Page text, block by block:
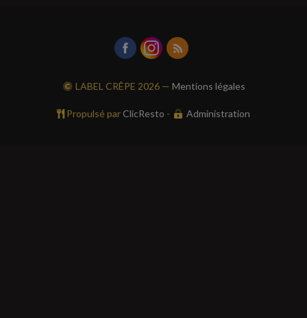
LABEL CRÊPE 2026 —Mentions légales
Propulsé par ClicResto - Administration